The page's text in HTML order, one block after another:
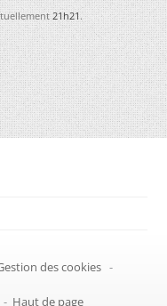
21h21.
des cookies -
- Haut de page